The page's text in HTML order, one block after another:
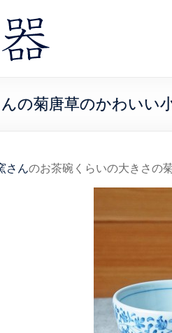
の菊唐草のかわいい
さんのお茶碗くらいの大きさの